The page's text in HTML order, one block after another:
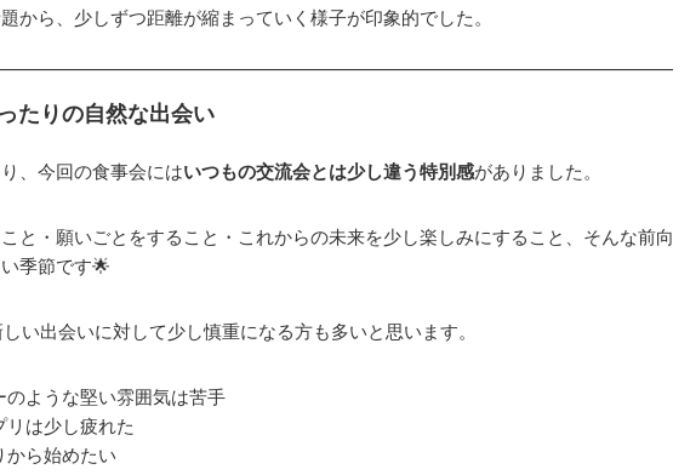
から、少しずつ距離が縮まっていく様子が印象的でした。
たりの自然な出会い
、今回の食事会にはいつもの交流会とは少し違う特別感がありました。
と・願いごとをすること・これからの未来を少し楽しみにすること、そんな前向
季節です🌟
い出会いに対して少し慎重になる方も多いと思います。
のような堅い雰囲気は苦手
リは少し疲れた
から始めたい